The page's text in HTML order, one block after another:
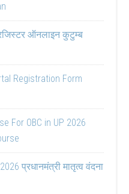
रजिस्टर ऑनलाइन कुटुम्ब
Registration Form
For OBC in UP 2026
प्रधानमंत्री मातृत्व वंदना